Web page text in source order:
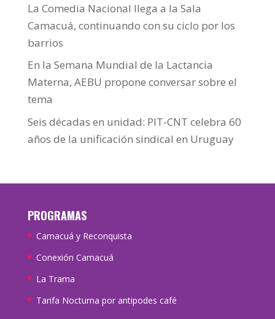
La Comedia Nacional llega a la Sala
Camacuá, continuando con su ciclo por los
barrios
En la Semana Mundial de la Lactancia
Materna, AEBU propone conversar sobre el
tema
Seis décadas en unidad: PIT-CNT celebra 60
años de la unificación sindical en Uruguay
PROGRAMAS
Camacuá y Reconquista
Conexión Camacuá
La Trama
Tarifa Nocturna por antipodes café